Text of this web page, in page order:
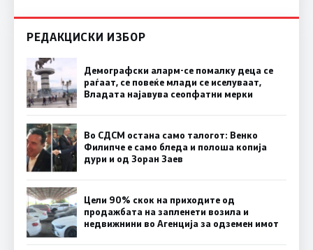
РЕДАКЦИСКИ ИЗБОР
Демографски аларм-се помалку деца се
раѓаат, се повеќе млади се иселуваат,
Владата најавува сеопфатни мерки
Во СДСМ остана само талогот: Венко
Филипче е само бледа и полоша копија
дури и од Зоран Заев
Цели 90% скок на приходите од
продажбата на запленети возила и
недвижнини во Агенција за одземен имот